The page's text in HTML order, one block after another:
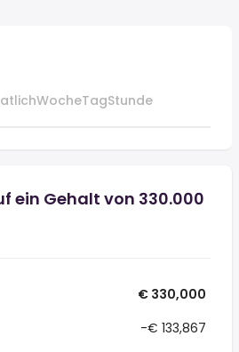
WocheTagStunde
ein Gehalt von 330.000
€ 330,000
-€ 133,867